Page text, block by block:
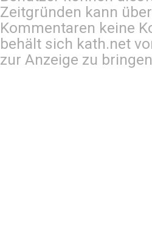
Zeitgründen kann
Kommentaren keine
behält sich kath.net
zur Anzeige zu